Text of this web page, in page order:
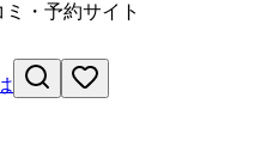
・予約サイト